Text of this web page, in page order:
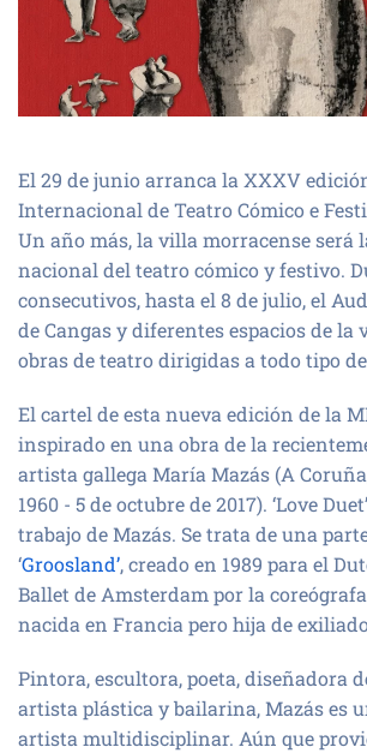
El 29 de junio arranca la XXXV
Internacional de Teatro Cómico e
Un año más, la villa morracense será
nacional del teatro cómico y festivo.
consecutivos, hasta el 8 de julio, el
de Cangas y diferentes espacios de la
obras de teatro dirigidas a todo tipo
El cartel de esta nueva edición de la
inspirado en una obra de la
artista gallega María Mazás (A
1960 - 5 de octubre de 2017). ‘Love
trabajo de Mazás. Se trata de una
‘Groosland’, creado en 1989 para el
Ballet de Amsterdam por la
nacida en Francia pero hija de
Pintora, escultora, poeta, diseñadora
artista plástica y bailarina, Mazás es
artista multidisciplinar. Aún que